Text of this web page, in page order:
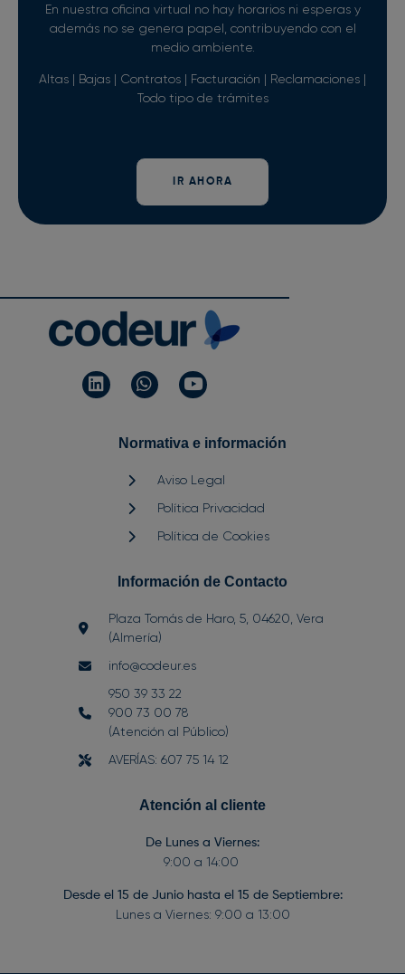
En nuestra oficina virtual no hay horarios ni esperas y
además no se genera papel, contribuyendo con el
medio ambiente.
Altas | Bajas | Contratos | Facturación | Reclamaciones |
Todo tipo de trámites
IR AHORA
Normativa e información
Aviso Legal
Política Privacidad
Política de Cookies
Información de Contacto
Plaza Tomás de Haro, 5, 04620, Vera
(Almería)
info@codeur.es
950 39 33 22
900 73 00 78
(Atención al Público)
AVERÍAS: 607 75 14 12
Atención al cliente
De Lunes a Viernes:
9:00 a 14:00
Desde el 15 de Junio hasta el 15 de Septiembre:
Lunes a Viernes: 9:00 a 13:00